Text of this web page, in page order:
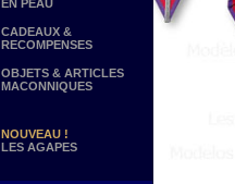
EN PEAU
CADEAUX &
RECOMPENSES
OBJETS & ARTICLES
MACONNIQUES
NOUVEAU !
LES AGAPES